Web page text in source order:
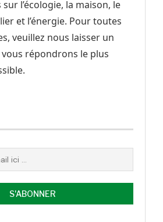
l’écologie, la maison, le
et l’énergie. Pour toutes
veuillez nous laisser un
répondrons le plus